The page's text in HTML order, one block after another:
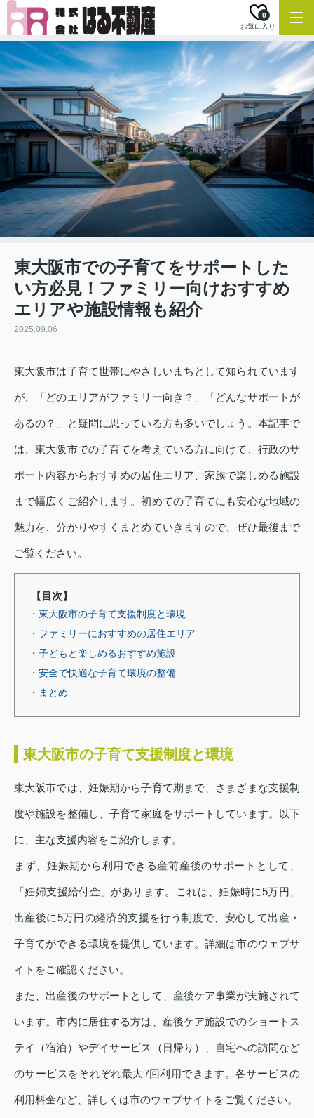
お気に入り
0
東大阪市での子育てをサポートした
い方必見！ファミリー向けおすすめ
エリアや施設情報も紹介
2025.09.06
東大阪市は子育て世帯にやさしいまちとして知られています
が、「どのエリアがファミリー向き？」「どんなサポートが
あるの？」と疑問に思っている方も多いでしょう。本記事で
は、東大阪市での子育てを考えている方に向けて、行政のサ
ポート内容からおすすめの居住エリア、家族で楽しめる施設
まで幅広くご紹介します。初めての子育てにも安心な地域の
魅力を、分かりやすくまとめていきますので、ぜひ最後まで
ご覧ください。
【目次】
・東大阪市の子育て支援制度と環境
・ファミリーにおすすめの居住エリア
・子どもと楽しめるおすすめ施設
・安全で快適な子育て環境の整備
・まとめ
東大阪市の子育て支援制度と環境
東大阪市では、妊娠期から子育て期まで、さまざまな支援制
度や施設を整備し、子育て家庭をサポートしています。以下
に、主な支援内容をご紹介します。
まず、妊娠期から利用できる産前産後のサポートとして、
「妊婦支援給付金」があります。これは、妊娠時に5万円、
出産後に5万円の経済的支援を行う制度で、安心して出産・
子育てができる環境を提供しています。詳細は市のウェブサ
イトをご確認ください。
また、出産後のサポートとして、産後ケア事業が実施されて
います。市内に居住する方は、産後ケア施設でのショートス
テイ（宿泊）やデイサービス（日帰り）、自宅への訪問など
のサービスをそれぞれ最大7回利用できます。各サービスの
利用料金など、詳しくは市のウェブサイトをご覧ください。